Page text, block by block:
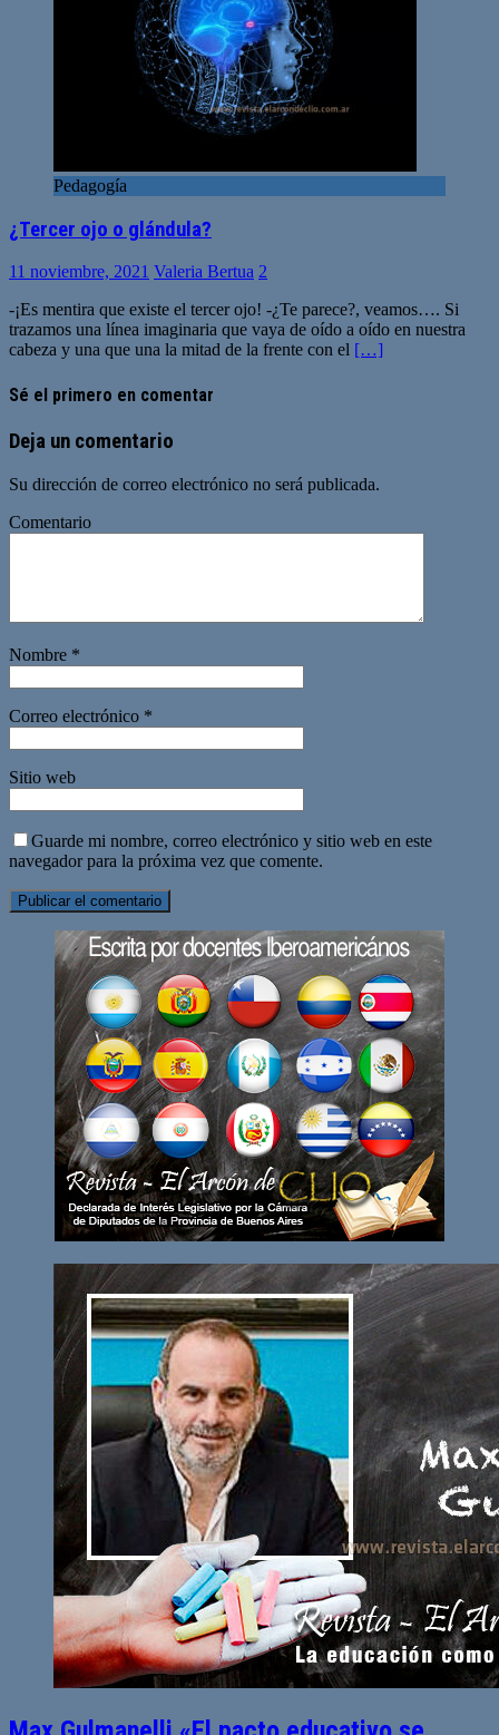
Pedagogía
¿Tercer ojo o glándula?
11 noviembre, 2021 Valeria Bertua 2
-¡Es mentira que existe el tercer ojo! -¿Te parece?, veamos…. Si
trazamos una línea imaginaria que vaya de oído a oído en nuestra
cabeza y una que una la mitad de la frente con el […]
Sé el primero en comentar
Deja un comentario
Su dirección de correo electrónico no será publicada.
Comentario
Nombre *
Correo electrónico *
Sitio web
Guarde mi nombre, correo electrónico y sitio web en este
navegador para la próxima vez que comente.